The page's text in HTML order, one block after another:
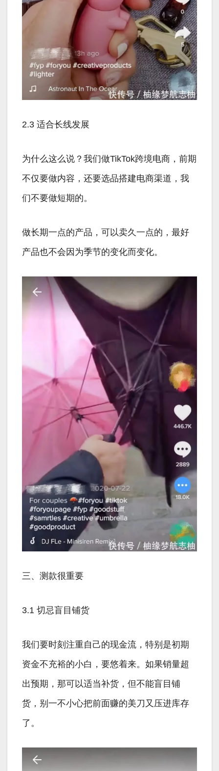
2.3 适合长线发展
为什么这么说？我们做TikTok跨境电商，前期
不仅要做内容，还要选品搭建电商渠道，我
们不要做短期的。
做长期一点的产品，可以卖久一点的，最好
产品也不会因为季节的变化而变化。
三、测款很重要
3.1 切忌盲目铺货
我们要时刻注重自己的现金流，特别是初期
资金不充裕的小白，要悠着来。如果销量超
出预期，那可以适当补货，但不能盲目铺
货，别一不小心把前面赚的美刀又压进库存
了。